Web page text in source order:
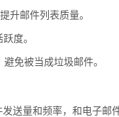
升邮件列表质量。
度。
免被当成垃圾邮件。
送量和频率，和电子邮